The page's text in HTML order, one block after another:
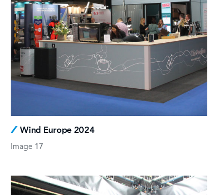
Wind Europe 2024
Image 17